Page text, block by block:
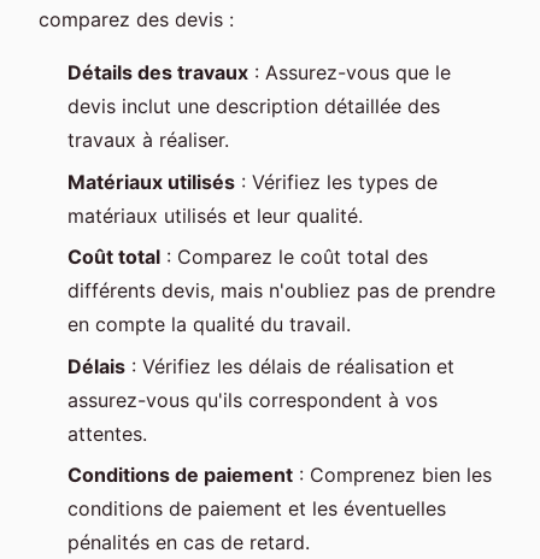
comparez des devis :
Détails des travaux : Assurez-vous que le
devis inclut une description détaillée des
travaux à réaliser.
Matériaux utilisés : Vérifiez les types de
matériaux utilisés et leur qualité.
Coût total : Comparez le coût total des
différents devis, mais n'oubliez pas de prendre
en compte la qualité du travail.
Délais : Vérifiez les délais de réalisation et
assurez-vous qu'ils correspondent à vos
attentes.
Conditions de paiement : Comprenez bien les
conditions de paiement et les éventuelles
pénalités en cas de retard.